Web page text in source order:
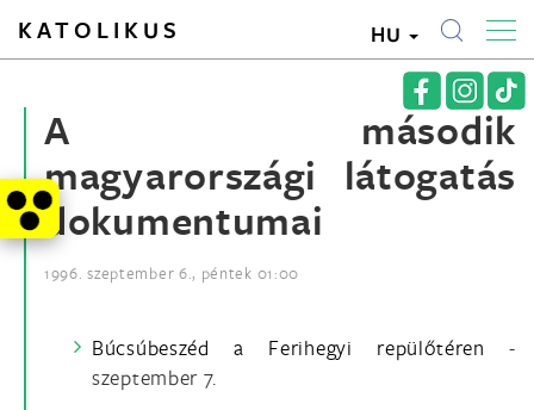
KATOLIKUS HU
A második
magyarországi látogatás
dokumentumai
1996. szeptember 6., péntek 01:00
Búcsúbeszéd a Ferihegyi repülőtéren -
szeptember 7.